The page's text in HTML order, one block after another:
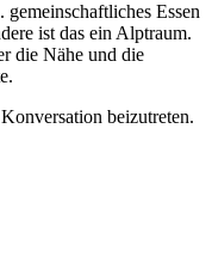
Essen
ist das ein Alptraum.
die Nähe und die
beizutreten.